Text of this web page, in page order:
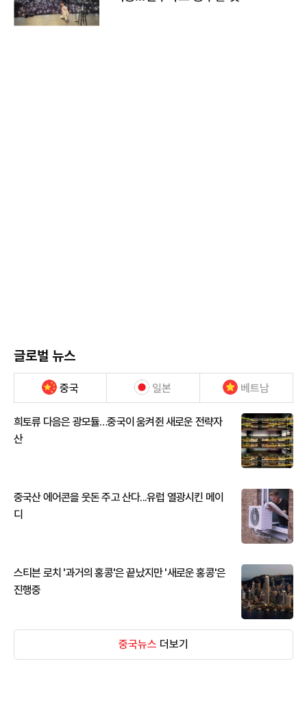
글로벌 뉴스
중국 일본 베트남
희토류 다음은 광모듈…중국이 움켜쥔 새로운 전략자
산
중국산 에어콘을 웃돈 주고 산다...유럽 열광시킨 메이
디
스티븐 로치 '과거의 홍콩'은 끝났지만 '새로운 홍콩'은
진행중
중국뉴스 더보기